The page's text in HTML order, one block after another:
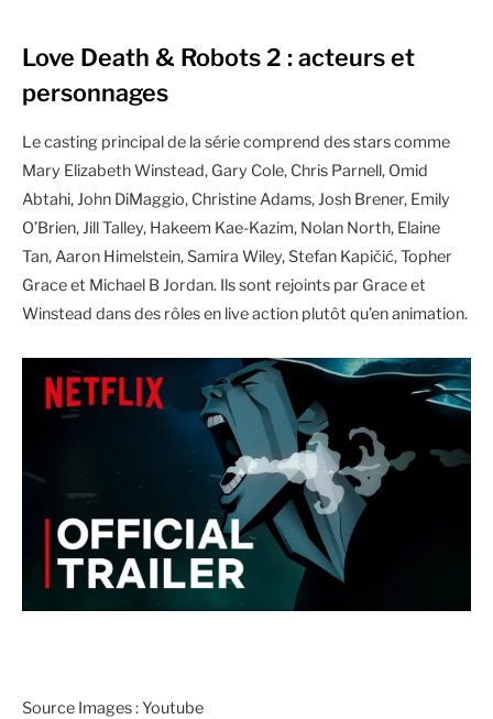
Love Death & Robots 2 : acteurs et
personnages
Le casting principal de la série comprend des stars comme
Mary Elizabeth Winstead, Gary Cole, Chris Parnell, Omid
Abtahi, John DiMaggio, Christine Adams, Josh Brener, Emily
O’Brien, Jill Talley, Hakeem Kae-Kazim, Nolan North, Elaine
Tan, Aaron Himelstein, Samira Wiley, Stefan Kapičić, Topher
Grace et Michael B Jordan. Ils sont rejoints par Grace et
Winstead dans des rôles en live action plutôt qu’en animation.
Source Images : Youtube